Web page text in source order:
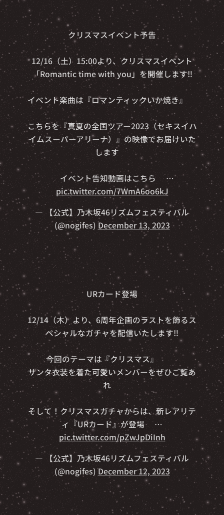
🧑‍🎄🎄クリスマスイベント予告🎄🧑‍🎄
12/16（土）15:00より、クリスマスイベント
「Romantic time with you」を開催します‼️
イベント楽曲は『ロマンティックいか焼き』🦑
こちらを『真夏の全国ツアー2023（セキスイハ
イムスーパーアリーナ）』の映像でお届けいた
します🎥
👇イベント告知動画はこちら👇…
pic.twitter.com/7WmA6oo6kJ
— 【公式】乃木坂46リズムフェスティバル
(@nogifes) December 13, 2023
🎉⭐️URカード登場⭐️🎉
12/14（木）より、6周年企画のラストを飾るス
ペシャルなガチャを配信いたします‼️
今回のテーマは『クリスマス』🎄🧑‍🎄
サンタ衣装を着た可愛いメンバーをぜひご覧あ
れ✨
そして！クリスマスガチャからは、新レアリテ
ィ『URカード』が登場🎵…
pic.twitter.com/pZwJpDiInh
— 【公式】乃木坂46リズムフェスティバル
(@nogifes)December 12, 2023